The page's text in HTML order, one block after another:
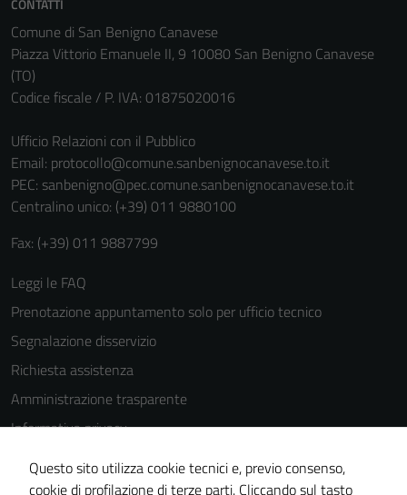
CONTATTI
Comune di San Benigno Canavese
Piazza Vittorio Emanuele II, 9 10080 San Benigno Canavese
(TO)
Codice fiscale / P. IVA: 01875020016
Ufficio Relazioni con il Pubblico
Email: protocollo@comune.sanbenignocanavese.to.it
PEC: sanbenigno@pec.comune.sanbenignocanavese.to.it
Centralino unico: (+39) 011 9880100
Fax: (+39) 011 9887799
Leggi le FAQ
Prenotazione appuntamento solo per ufficio tecnico
Segnalazione disservizio
Richiesta assistenza
Amministrazione trasparente
Informativa privacy
Cookie Policy
Note legali
Questo sito utilizza cookie tecnici e, previo consenso,
cookie di profilazione di terze parti. Cliccando sul tasto